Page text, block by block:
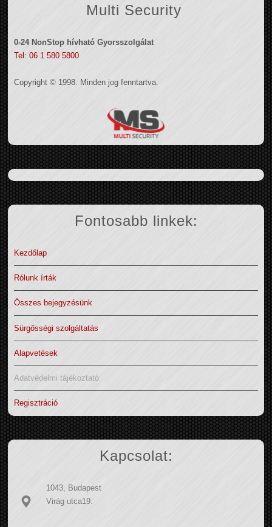
Multi Security
0-24 NonStop hívható Gyorsszolgálat
Tel: 06 1 580 5800
Copyright © 1998. Minden jog fenntartva.
Fontosabb linkek:
Kezdőlap
Rólunk írták
Összes bejegyzésünk
Sürgősségi szolgáltatás
Alapvetések
Adatvédelmi tájékoztató
Regisztráció
Kapcsolat:
1043, Budapest
Virág utca19.